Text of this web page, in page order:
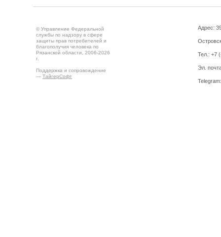
© Управление Федеральной
службы по надзору в сфере
защиты прав потребителей и
благополучия человека по
Рязанской области, 2006-2026
г.
Поддержка и сопровождение
— ТайгерСофт
Адрес:
Тел.: +7
Эл.